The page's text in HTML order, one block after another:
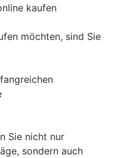
kaufen
möchten, sind Sie
Sie nicht nur
sondern auch